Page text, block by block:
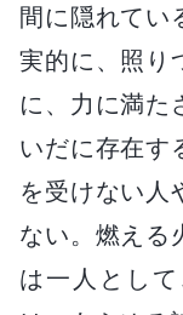
間に隠れてい
実的に、照り
に、力に満た
いだに存在す
を受けない人
ない。燃える
は一人とし